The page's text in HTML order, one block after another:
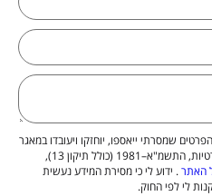
שמסרתי ייאספו, יוחזקו ויעובדו במאגר
מידע בהתאם להוראות חוק הגנת הפרטיות, התשמ"א–1981 (כולל תיקון 13),
האתר. ידוע לי כי מסירת המידע נעשית
לי לפי החוק.